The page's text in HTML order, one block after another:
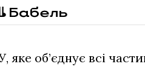
об’єднує всі